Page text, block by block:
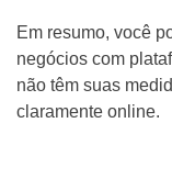
Em resumo, você
negócios com
não têm suas
claramente online.